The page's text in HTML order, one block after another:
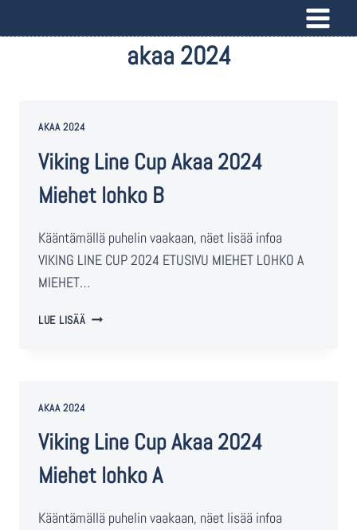
akaa 2024
AKAA 2024
Viking Line Cup Akaa 2024
Miehet lohko B
Kääntämällä puhelin vaakaan, näet lisää infoa
VIKING LINE CUP 2024 ETUSIVU MIEHET LOHKO A
MIEHET…
LUE LISÄÄ
AKAA 2024
Viking Line Cup Akaa 2024
Miehet lohko A
Kääntämällä puhelin vaakaan, näet lisää infoa